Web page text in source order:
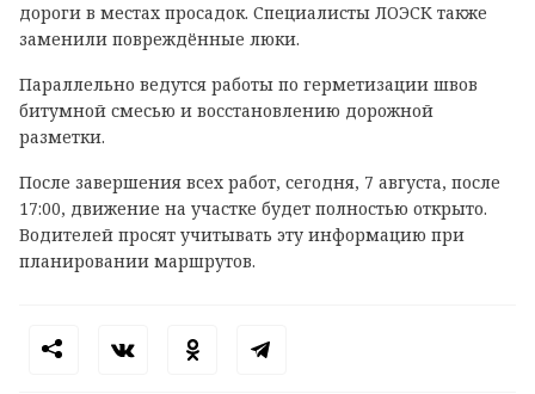
дороги в местах просадок. Специалисты ЛОЭСК также
заменили повреждённые люки.
Параллельно ведутся работы по герметизации швов
битумной смесью и восстановлению дорожной
разметки.
После завершения всех работ, сегодня, 7 августа, после
17:00, движение на участке будет полностью открыто.
Водителей просят учитывать эту информацию при
планировании маршрутов.